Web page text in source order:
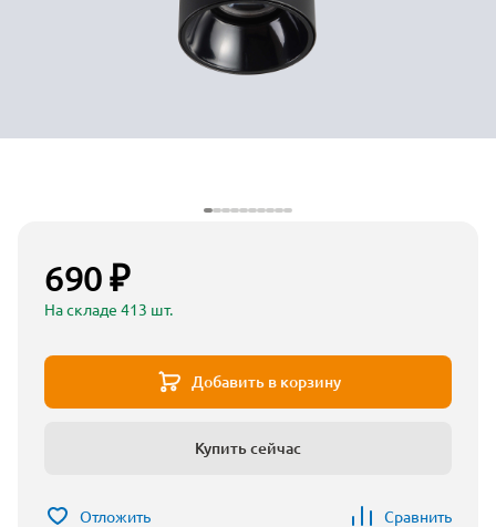
690 ₽
На складе 413 шт.
Добавить в корзину
Купить сейчас
Отложить Сравнить